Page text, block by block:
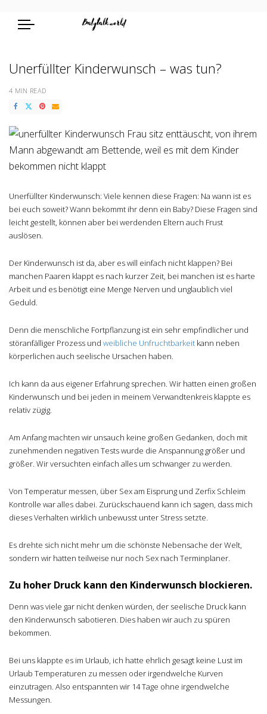
Unerfüllter Kinderwunsch – was tun?
4 MIN READ
Unerfüllter Kinderwunsch: Viele kennen diese Fragen: Na wann ist es
bei euch soweit? Wann bekommt ihr denn ein Baby? Diese Fragen sind
leicht gestellt, können aber bei werdenden Eltern auch Frust
auslösen.
Der Kinderwunsch ist da, aber es will einfach nicht klappen? Bei
manchen Paaren klappt es nach kurzer Zeit, bei manchen ist es harte
Arbeit und es benötigt eine Menge Nerven und unglaublich viel
Geduld.
Denn die menschliche Fortpflanzung ist ein sehr empfindlicher und
störanfälliger Prozess und weibliche Unfruchtbarkeit kann neben
körperlichen auch seelische Ursachen haben.
Ich kann da aus eigener Erfahrung sprechen. Wir hatten einen großen
Kinderwunsch und bei jeden in meinem Verwandtenkreis klappte es
relativ zügig.
Am Anfang machten wir unsauch keine großen Gedanken, doch mit
zunehmenden negativen Tests wurde die Anspannung größer und
größer. Wir versuchten einfach alles um schwanger zu werden.
Von Temperatur messen, über Sex am Eisprung und Zerfix Schleim
Kontrolle war alles dabei. Zurückschauend kann ich sagen, dass mich
dieses Verhalten wirklich unbewusst unter Stress setzte.
Es drehte sich nicht mehr um die schönste Nebensache der Welt,
sondern wir hatten teilweise nur noch Sex nach Terminplaner.
Zu hoher Druck kann den Kinderwunsch blockieren.
Denn was viele gar nicht denken würden, der seelische Druck kann
den Kinderwunsch sabotieren. Dies haben wir auch zu spüren
bekommen.
Bei uns klappte es im Urlaub, ich hatte ehrlich gesagt keine Lust im
Urlaub Temperaturen zu messen oder irgendwelche Kurven
einzutragen. Also entspannten wir 14 Tage ohne irgendwelche
Messungen.